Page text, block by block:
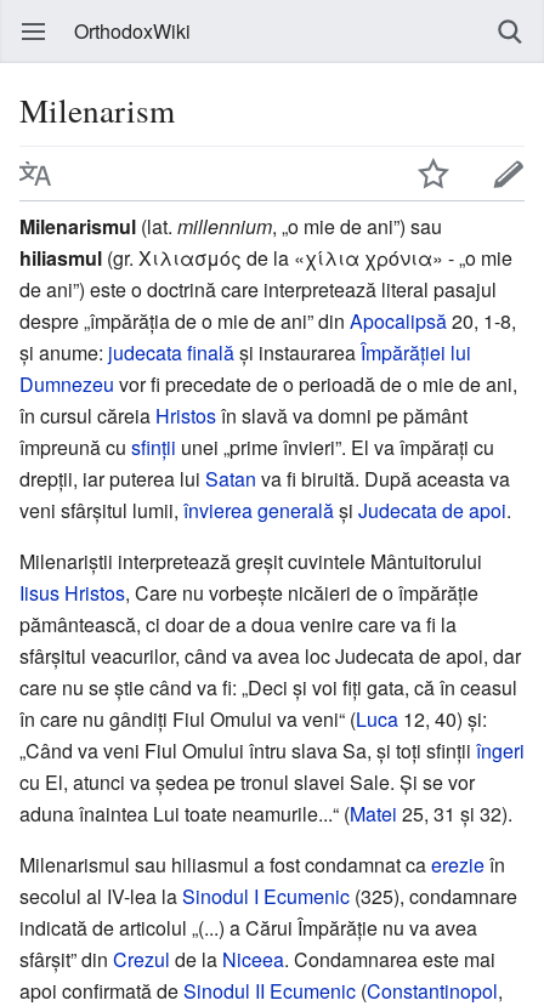
OrthodoxWiki
Milenarism
Milenarismul (lat. millennium, „o mie de ani”) sau
hiliasmul (gr. Χιλιασμός de la «χίλια χρόνια» - „o mie
de ani”) este o doctrină care interpretează literal pasajul
despre „împărăția de o mie de ani” din Apocalipsă20, 1-8,
și anume: judecata finalăși instaurareaÎmpărăției lui
Dumnezeu vor fi precedate de o perioadă de o mie de ani,
în cursul căreia Hristosîn slavă va domni pe pământ
împreună cu sfinții unei „prime învieri”. El va împărați cu
drepții, iar puterea lui Satan va fi biruită. După aceasta va
veni sfârșitul lumii, învierea generalăși Judecata de apoi.
Milenariștii interpretează greșit cuvintele Mântuitorului
Iisus Hristos, Care nu vorbește nicăieri de o împărăție
pământească, ci doar de a doua venire care va fi la
sfârșitul veacurilor, când va avea loc Judecata de apoi, dar
care nu se știe când va fi: „Deci și voi fiți gata, că în ceasul
în care nu gândiți Fiul Omului va veni“ (Luca 12, 40) și:
„Când va veni Fiul Omului întru slava Sa, și toți sfinții îngeri
cu El, atunci va ședea pe tronul slavei Sale. Și se vor
aduna înaintea Lui toate neamurile...“ (Matei 25, 31 și 32).
Milenarismul sau hiliasmul a fost condamnat caerezieîn
secolul al IV-lea laSinodul I Ecumenic (325), condamnare
indicată de articolul „(...) a Cărui Împărăție nu va avea
sfârșit” din Crezul de la Niceea. Condamnarea este mai
apoi confirmată deSinodul II Ecumenic (Constantinopol,